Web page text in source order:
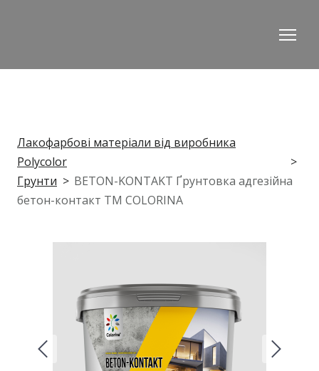
Лакофарбові матеріали від виробника
Polycolor
Грунти
BETON-KONTAKT Ґрунтовка адгезійна
бетон-контакт ТМ COLORINA